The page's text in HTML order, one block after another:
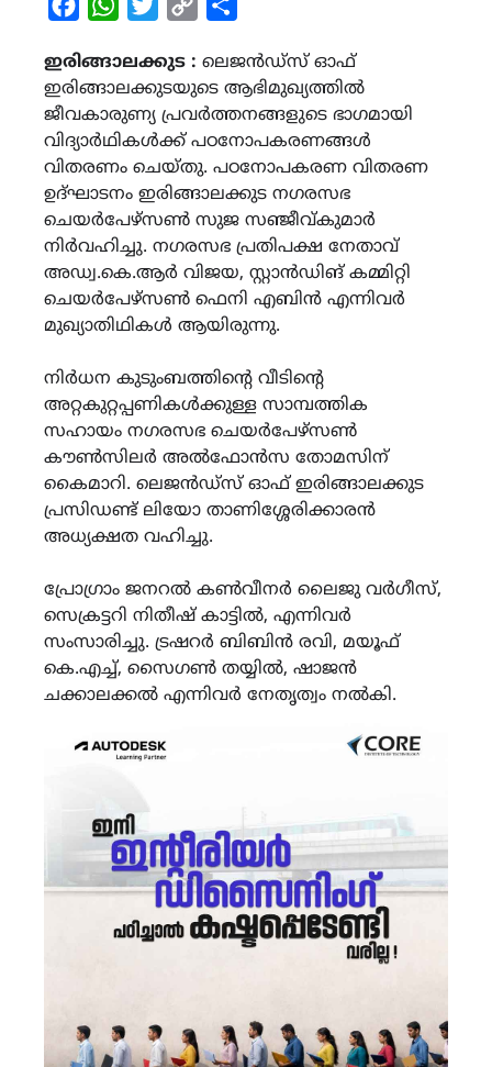
FacebookWhatsAppTwitterCopy
ഇരിങ്ങാലക്കുട : ലെജന്‍ഡ്‌സ് ഓഫ്
ഇരിങ്ങാലക്കുടയുടെ ആഭിമുഖ്യത്തില്‍
ജീവകാരുണ്യ പ്രവര്‍ത്തനങ്ങളുടെ ഭാഗമായി
വിദ്യാര്‍ഥികള്‍ക്ക് പഠനോപകരണങ്ങള്‍
വിതരണം ചെയ്തു. പഠനോപകരണ വിതരണ
ഉദ്ഘാടനം ഇരിങ്ങാലക്കുട നഗരസഭ
ചെയര്‍പേഴ്‌സണ്‍ സുജ സഞ്ജീവ്കുമാര്‍
നിര്‍വഹിച്ചു. നഗരസഭ പ്രതിപക്ഷ നേതാവ്
അഡ്വ.കെ.ആര്‍ വിജയ, സ്റ്റാന്‍ഡിങ് കമ്മിറ്റി
ചെയര്‍പേഴ്‌സണ്‍ ഫെനി എബിന്‍ എന്നിവര്‍
മുഖ്യാതിഥികള്‍ ആയിരുന്നു.
നിര്‍ധന കുടുംബത്തിന്റെ വീടിന്റെ
അറ്റകുറ്റപ്പണികള്‍ക്കുള്ള സാമ്പത്തിക
സഹായം നഗരസഭ ചെയര്‍പേഴ്‌സണ്‍
കൗണ്‍സിലര്‍ അല്‍ഫോന്‍സ തോമസിന്
കൈമാറി. ലെജന്‍ഡ്‌സ് ഓഫ് ഇരിങ്ങാലക്കുട
പ്രസിഡണ്ട് ലിയോ താണിശ്ശേരിക്കാരന്‍
അധ്യക്ഷത വഹിച്ചു.
പ്രോഗ്രാം ജനറല്‍ കണ്‍വീനര്‍ ലൈജു വര്‍ഗീസ്,
സെക്രട്ടറി നിതീഷ് കാട്ടില്‍, എന്നിവര്‍
സംസാരിച്ചു. ട്രഷറര്‍ ബിബിന്‍ രവി, മയൂഫ്
കെ.എച്ച്, സൈഗണ്‍ തയ്യില്‍, ഷാജന്‍
ചക്കാലക്കല്‍ എന്നിവര്‍ നേതൃത്വം നല്‍കി.